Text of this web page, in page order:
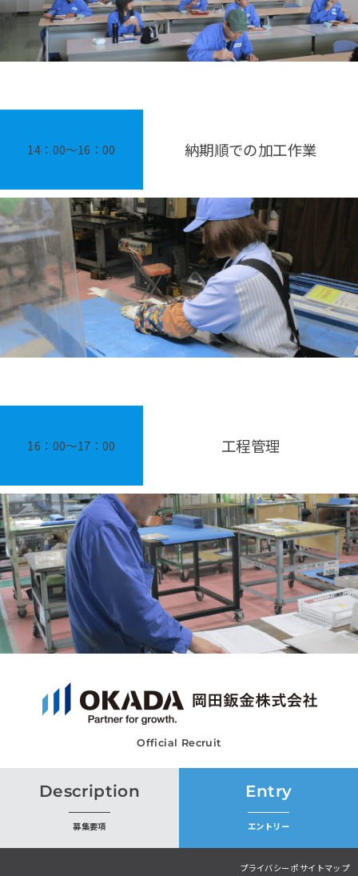
14：00〜16：00 納期順での加工作業
16：00〜17：00 工程管理
Official Recruit
Description
募集要項
Entry
エントリー
プライバシーポ サイトマップ